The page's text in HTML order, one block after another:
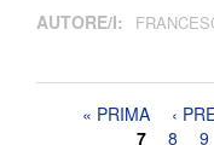
AUTORE/I:
Pagine« PRIMA ‹
7
8 9